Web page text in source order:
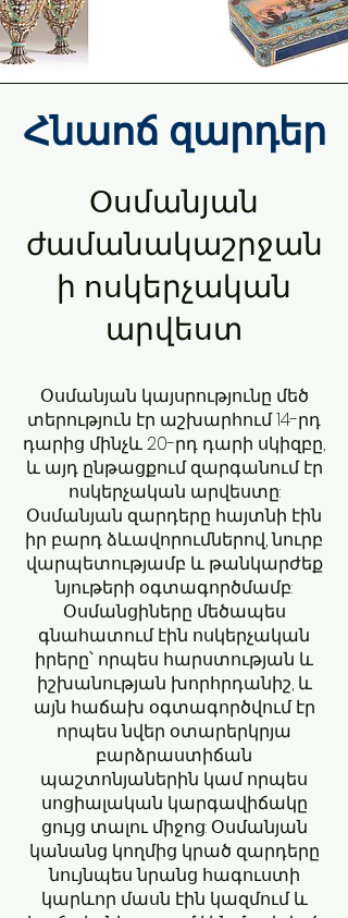
Հնաոճ զարդեր
Օսմանյան
ժամանակաշրջան
ի ոսկերչական
արվեստ
Օսմանյան կայսրությունը մեծ
տերություն էր աշխարհում 14-րդ
դարից մինչև 20-րդ դարի սկիզբը,
և այդ ընթացքում զարգանում էր
ոսկերչական արվեստը:
Օսմանյան զարդերը հայտնի էին
իր բարդ ձևավորումներով, նուրբ
վարպետությամբ և թանկարժեք
նյութերի օգտագործմամբ:
Օսմանցիները մեծապես
գնահատում էին ոսկերչական
իրերը՝ որպես հարստության և
իշխանության խորհրդանիշ, և
այն հաճախ օգտագործվում էր
որպես նվեր օտարերկրյա
բարձրաստիճան
պաշտոնյաներին կամ որպես
սոցիալական կարգավիճակը
ցույց տալու միջոց: Օսմանյան
կանանց կողմից կրած զարդերը
նույնպես նրանց հագուստի
կարևոր մասն էին կազմում և